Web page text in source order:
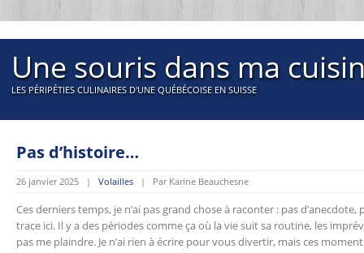
Une souris dans ma
LES PÉRIPÉTIES CULINAIRES D'UNE QUÉBÉCOISE EN SUISSE
Pas d’histoire…
26 janvier 2025 | Volailles | Par Karine Beauchesne
Ces derniers temps, je n’ai pas grand chose à raconter : pas d’anecdote,
trace ici. Il y a des périodes comme ça où la vie suit sa routine, les
pas me plaindre. Je n’ai rien à écrire pour vous divertir, mais ces